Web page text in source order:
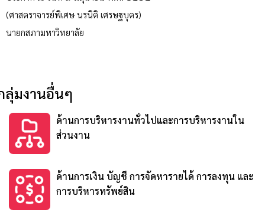
(ศาสตราจารย์พิเศษ นรนิติ เศรษฐบุตร)
นายกสภามหาวิทยาลัย
ลุ่มงานอื่นๆ
ด้านการบริหารงานทั่วไปและการบริหารงานใน
ส่วนงาน
ด้านการเงิน บัญชี การจัดหารายได้ การลงทุน และ
การบริหารทรัพย์สิน